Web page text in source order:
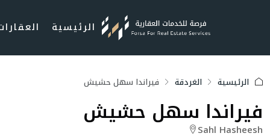
الرئيسية
الرئيسية الغردقة فيراندا سهل حشيش
فيراندا سهل حشيش
Sahl Hasheesh